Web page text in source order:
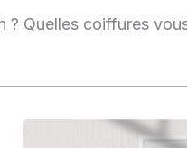
? Quelles coiffures